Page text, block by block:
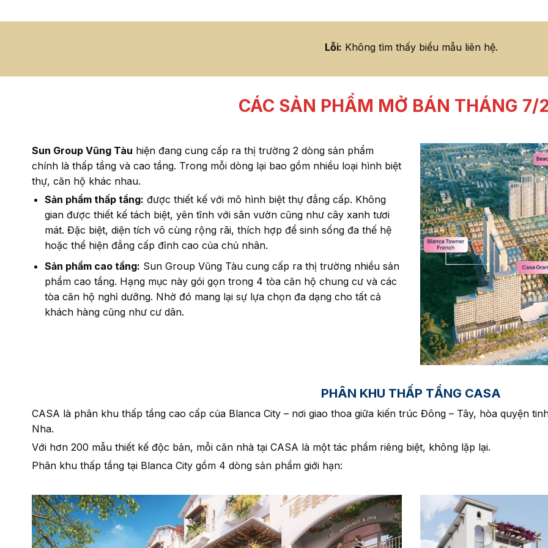
Lỗi: Không tìm thấy biểu mẫu liên hệ.
CÁC SẢN PHẨM MỞ BÁN THÁNG 7/
Sun Group Vũng Tàu hiện đang cung cấp ra thị trường 2 dòng sản phẩm
chính là thấp tầng và cao tầng. Trong mỗi dòng lại bao gồm nhiều loại hình biệt
thự, căn hộ khác nhau.
Sản phẩm thấp tầng: được thiết kế với mô hình biệt thự đẳng cấp. Không
gian được thiết kế tách biệt, yên tĩnh với sân vườn cũng như cây xanh tươi
mát. Đặc biệt, diện tích vô cùng rộng rãi, thích hợp để sinh sống đa thế hệ
hoặc thể hiện đẳng cấp đỉnh cao của chủ nhân.
Sản phẩm cao tầng: Sun Group Vũng Tàu cung cấp ra thị trường nhiều sản
phẩm cao tầng. Hạng mục này gói gọn trong 4 tòa căn hộ chung cư và các
tòa căn hộ nghỉ dưỡng. Nhờ đó mang lại sự lựa chọn đa dạng cho tất cả
khách hàng cũng như cư dân.
PHÂN KHU THẤP TẦNG CASA
CASA là phân khu thấp tầng cao cấp của Blanca City – nơi giao thoa giữa kiến trúc Đông – Tây, hòa quyện
Nha.
Với hơn 200 mẫu thiết kế độc bản, mỗi căn nhà tại CASA là một tác phẩm riêng biệt, không lặp lại.
Phân khu thấp tầng tại Blanca City gồm 4 dòng sản phẩm giới hạn: